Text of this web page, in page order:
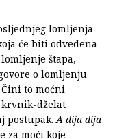
lomljenja
će biti odvedena
štapa,
o lomljenju
to moćni
krvnik-dželat
postupak.A dija dija
za moći koje